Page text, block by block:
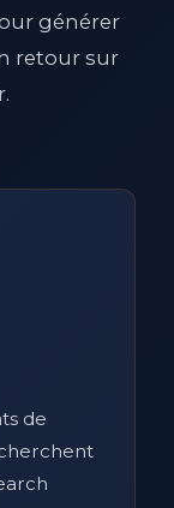
générer
retour sur
de